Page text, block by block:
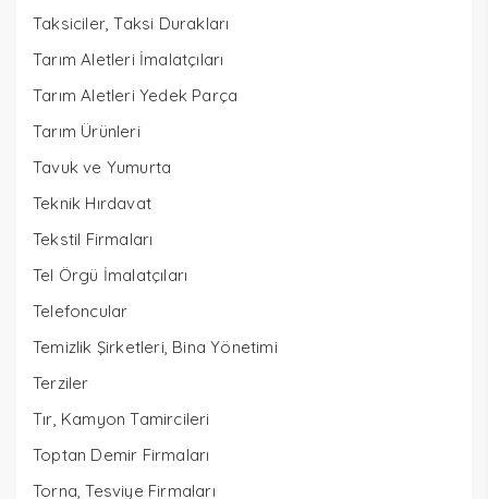
Taksiciler, Taksi Durakları
Tarım Aletleri İmalatçıları
Tarım Aletleri Yedek Parça
Tarım Ürünleri
Tavuk ve Yumurta
Teknik Hırdavat
Tekstil Firmaları
Tel Örgü İmalatçıları
Telefoncular
Temizlik Şirketleri, Bina Yönetimi
Terziler
Tır, Kamyon Tamircileri
Toptan Demir Firmaları
Torna, Tesviye Firmaları